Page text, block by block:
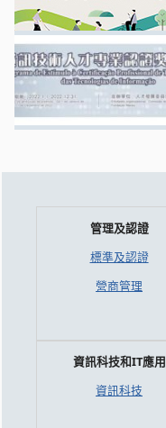
管理及認證
標準及認證
營商管理
資訊科技和IT應用
資訊科技